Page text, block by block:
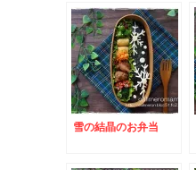
雪の結晶のお弁当